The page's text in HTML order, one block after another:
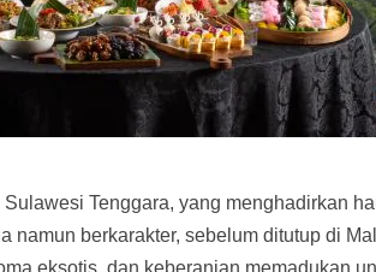
Tenggara, yang menghadirkan
namun berkarakter, sebelum ditutup di
eksotis, dan keberanian memadukan